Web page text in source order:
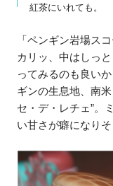
紅茶にいれても。
「ペンギン岩場ス
カリッ、中はしっ
ってみるのも良い
ギンの生息地、南
セ・デ・レチェ”。
い甘さが癖になりそ